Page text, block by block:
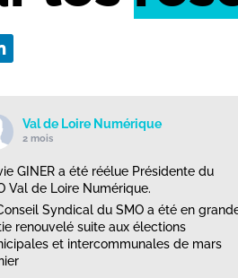
Val de Loire Numérique
2 mois
GINER a été réélue Présidente du
Val de Loire Numérique.
Syndical du SMO a été en
renouvelé suite aux élections
et intercommunales de mars